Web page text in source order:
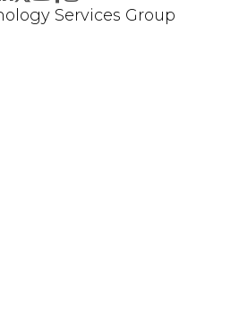
Services Group